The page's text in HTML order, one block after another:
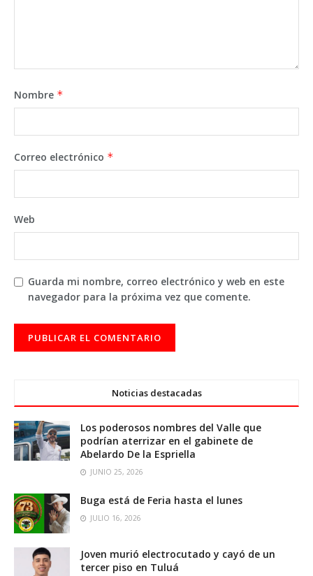
Nombre *
Correo electrónico *
Web
Guarda mi nombre, correo electrónico y web en este
navegador para la próxima vez que comente.
Noticias destacadas
Los poderosos nombres del Valle que
podrían aterrizar en el gabinete de
Abelardo De la Espriella
JUNIO 25, 2026
Buga está de Feria hasta el lunes
JULIO 16, 2026
Joven murió electrocutado y cayó de un
tercer piso en Tuluá